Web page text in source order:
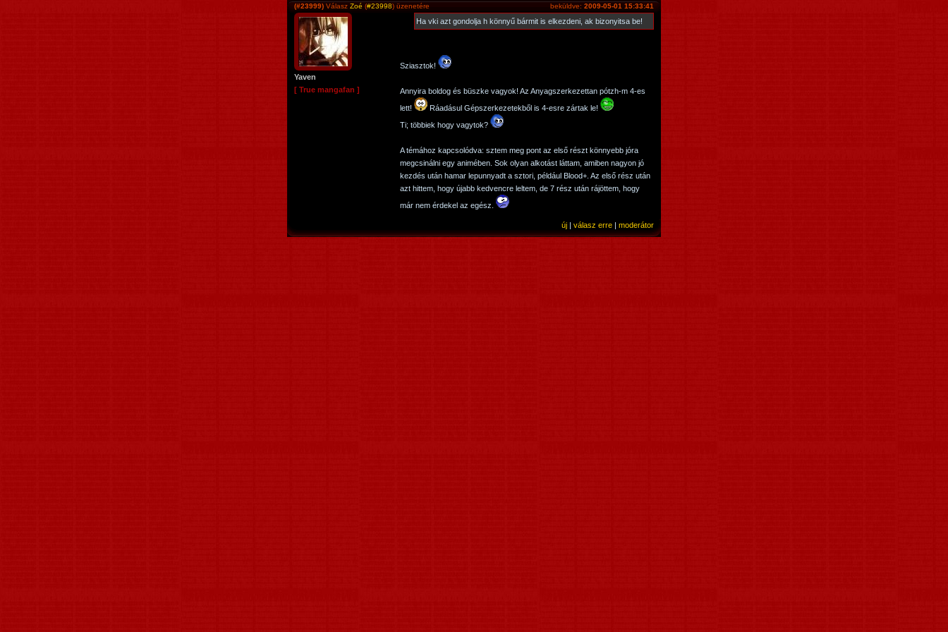
beküldve: 2009-05-01 15:33:41
(#23999) Válasz Zoé (#23998) üzenetére
Yaven
[ True mangafan ]
Ha vki azt gondolja h könnyű bármit is elkezdeni, ak bizonyitsa be!
Sziasztok!
Annyira boldog és büszke vagyok! Az Anyagszerkezettan pótzh-m 4-es
lett!
Ráadásul Gépszerkezetekből is 4-esre zártak le!
Ti; többiek hogy vagytok?
A témához kapcsolódva: sztem meg pont az első részt könnyebb jóra
megcsinálni egy animében. Sok olyan alkotást láttam, amiben nagyon jó
kezdés után hamar lepunnyadt a sztori, például Blood+. Az első rész után
azt hittem, hogy újabb kedvencre leltem, de 7 rész után rájöttem, hogy
már nem érdekel az egész.
új | válasz erre | moderátor